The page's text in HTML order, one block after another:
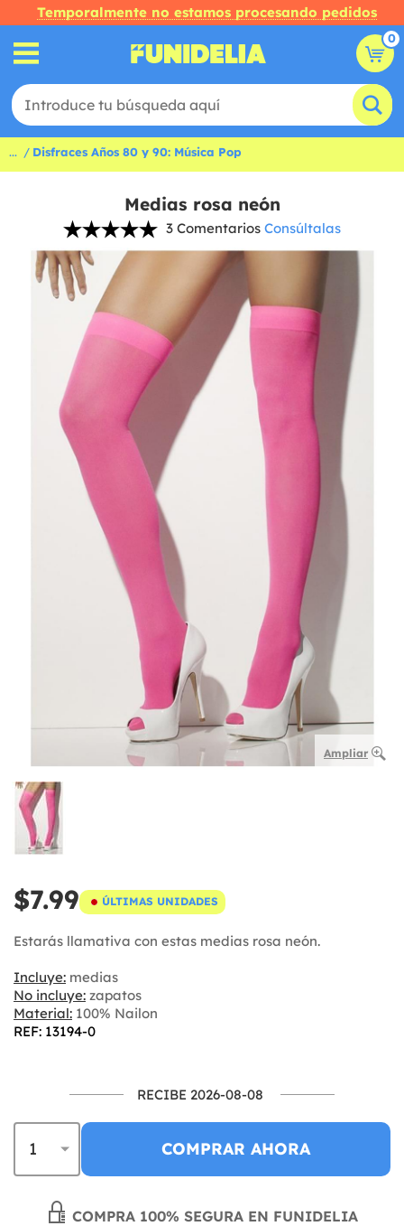
Temporalmente no estamos procesando pedidos
0
... Disfraces Años 80 y 90: Música Pop
Medias rosa neón
3 Comentarios Consúltalas
Ampliar
$7.99 ÚLTIMAS UNIDADES
Estarás llamativa con estas medias rosa neón.
Incluye: medias
No incluye: zapatos
Material: 100% Nailon
REF: 13194-0
RECIBE 2026-08-08
COMPRAR AHORA
COMPRA 100% SEGURA EN FUNIDELIA